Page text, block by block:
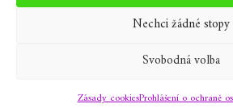
Nechci žádné stopy
Svobodná volba
Zásady cookiesProhlášení o ochraně